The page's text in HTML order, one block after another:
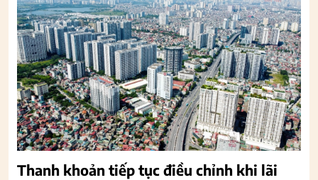
Thanh khoản tiếp tục điều chỉnh khi lãi